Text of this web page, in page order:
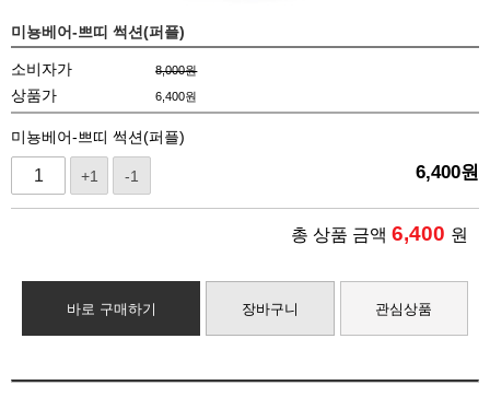
미뇽베어-쁘띠 썩션(퍼플)
소비자가 8,000원
상품가 6,400원
미뇽베어-쁘띠 썩션(퍼플)
+1 -1 6,400원
총 상품 금액 6,400 원
바로 구매하기 장바구니 관심상품